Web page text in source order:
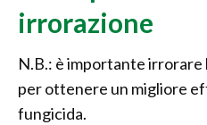
irrorazione
N.B.: è importante
per ottenere un migliore
fungicida.